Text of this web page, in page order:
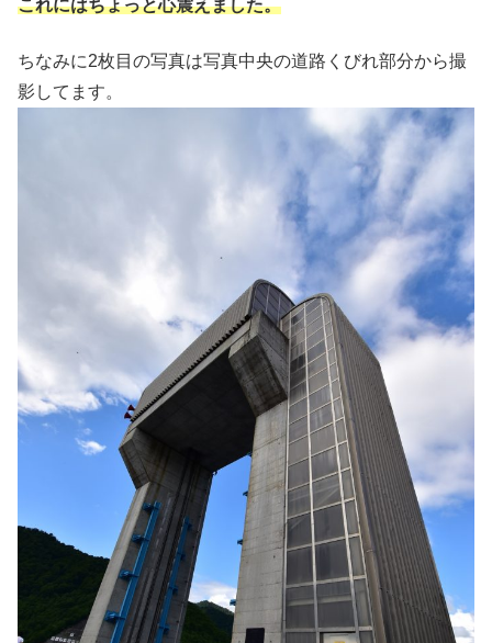
これにはちょっと心震えました。
ちなみに2枚目の写真は写真中央の道路くびれ部分から撮
影してます。